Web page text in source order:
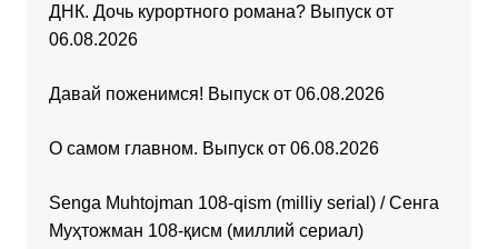
ДНК. Дочь курортного романа? Выпуск от
06.08.2026
Давай поженимся! Выпуск от 06.08.2026
О самом главном. Выпуск от 06.08.2026
Senga Muhtojman 108-qism (milliy serial) / Сенга
Муҳтожман 108-қисм (миллий сериал)